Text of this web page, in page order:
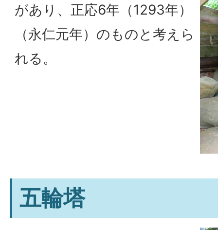
があり、正応6年（1293年）
（永仁元年）のものと考えら
れる。
五輪塔